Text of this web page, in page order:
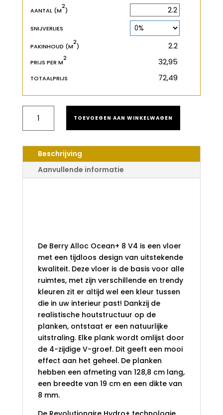
AANTAL (M
2
)
SNIJVERLIES
PAKINHOUD (M
2
)
PRIJS PER M
2
TOTAALPRIJS
ALLOC
OCEAN+
V4
MERBAU
BROWN
AANTAL
TOEVOEGEN AAN WINKELWAGEN
Beschrijving
Aanvullende informatie
De Berry Alloc Ocean+ 8 V4 is een vloer
met een tijdloos design van uitstekende
kwaliteit. Deze vloer is de basis voor alle
ruimtes, met zijn verschillende en trendy
kleuren zit er altijd wel een kleur tussen
die in uw interieur past! Dankzij de
realistische houtstructuur op de
planken, ontstaat er een natuurlijke
uitstraling. Elke plank wordt omlijst door
de 4-zijdige V-groef. Dit geeft een mooi
effect aan het geheel. De planken
hebben een afmeting van 128,8 cm lang,
een breedte van 19 cm en een dikte van
8 mm.